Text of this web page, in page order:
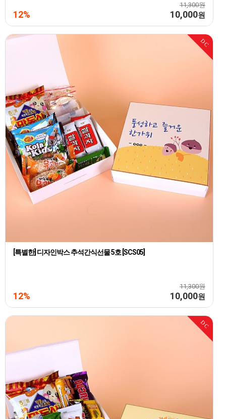
11,300원
12% 10,000원
DC
[특별한] 디자인박스 추석간식선물 5호 [SCS05]
11,300원
12% 10,000원
DC